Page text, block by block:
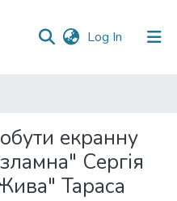
Log In (current)
екранну
Сергія
Тараса